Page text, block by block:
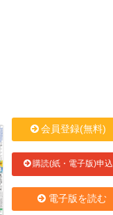
会員登録(無料)
購読(紙・電子版)申込
電子版を読む